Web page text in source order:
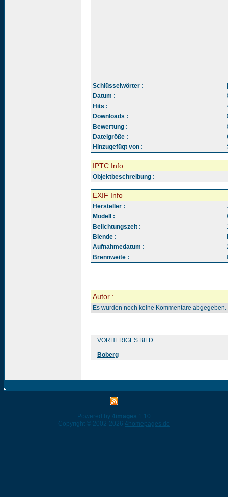
Schlüsselwörter :
Datum :
Hits :
Downloads :
Bewertung :
Dateigröße :
Hinzugefügt von :
IPTC Info
Objektbeschreibung :
EXIF Info
Hersteller :
Modell :
Belichtungszeit :
Blende :
Aufnahmedatum :
Brennweite :
Autor :
Es wurden noch keine Kommentare abgegeben.
VORHERIGES BILD
Boberg
Powered by 4images 1.10
Copyright © 2002-2026 4homepages.de